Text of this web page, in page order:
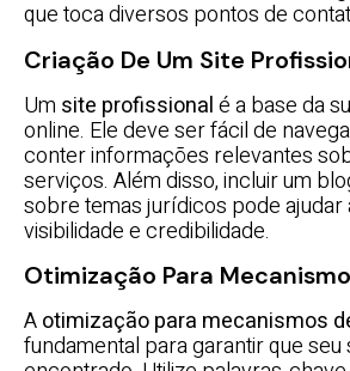
que toca diversos pontos de
Criação De Um Site
Um site profissionalé a base da
online. Ele deve ser fácil de
conter informações relevantes
serviços. Além disso, incluir um
sobre temas jurídicos pode ajudar
visibilidade e credibilidade.
Otimização Para
Aotimização para mecanismos
fundamental para garantir que seu